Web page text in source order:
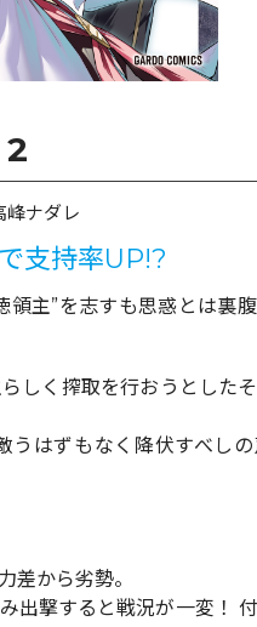
2
ナダレ
支持率UP!?
主”を志すも思惑とは裏
しく搾取を行おうとした
はずもなく降伏すべし
差から劣勢。
出撃すると戦況が一変！